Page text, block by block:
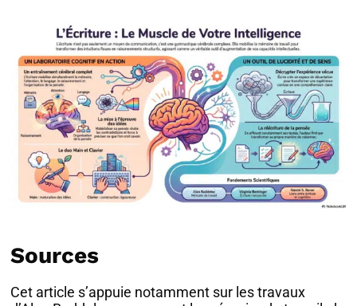
Sources
Cet article s’appuie notamment sur les travaux